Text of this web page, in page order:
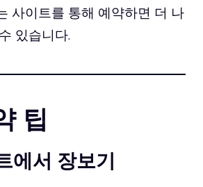
사이트를 통해 예약하면 더 나
있습니다.
팁
에서 장보기